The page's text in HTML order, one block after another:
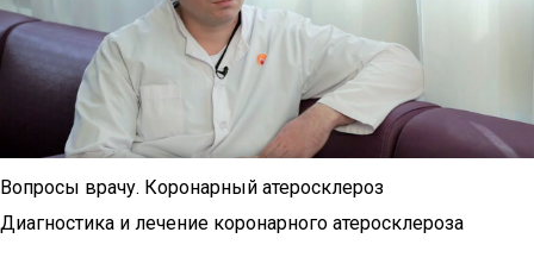
Вопросы врачу. Коронарный атеросклероз
Диагностика и лечение коронарного атеросклероза